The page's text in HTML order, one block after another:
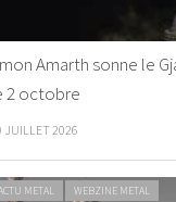
Amarth sonne le
2 octobre
JUILLET 2026
METAL WEBZINE METAL